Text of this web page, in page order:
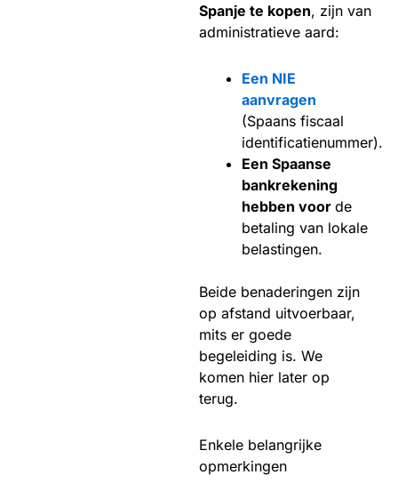
Spanje te kopen, zijn van
administratieve aard:
Een NIE
aanvragen
(Spaans fiscaal
identificatienummer).
Een Spaanse
bankrekening
hebben voor de
betaling van lokale
belastingen.
Beide benaderingen zijn
op afstand uitvoerbaar,
mits er goede
begeleiding is. We
komen hier later op
terug.
Enkele belangrijke
opmerkingen